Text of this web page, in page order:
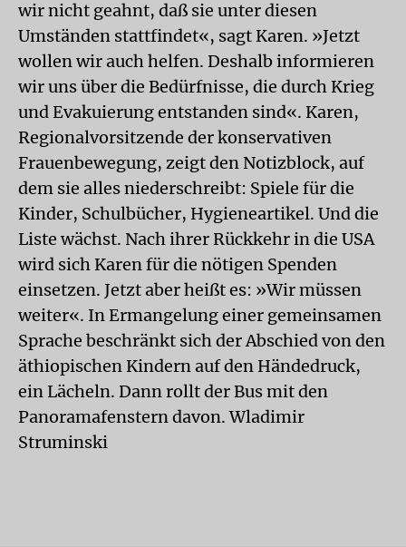
wir nicht geahnt, daß sie unter diesen
Umständen stattfindet«, sagt Karen. »Jetzt
wollen wir auch helfen. Deshalb informieren
wir uns über die Bedürfnisse, die durch Krieg
und Evakuierung entstanden sind«. Karen,
Regionalvorsitzende der konservativen
Frauenbewegung, zeigt den Notizblock, auf
dem sie alles niederschreibt: Spiele für die
Kinder, Schulbücher, Hygieneartikel. Und die
Liste wächst. Nach ihrer Rückkehr in die USA
wird sich Karen für die nötigen Spenden
einsetzen. Jetzt aber heißt es: »Wir müssen
weiter«. In Ermangelung einer gemeinsamen
Sprache beschränkt sich der Abschied von den
äthiopischen Kindern auf den Händedruck,
ein Lächeln. Dann rollt der Bus mit den
Panoramafenstern davon. Wladimir
Struminski